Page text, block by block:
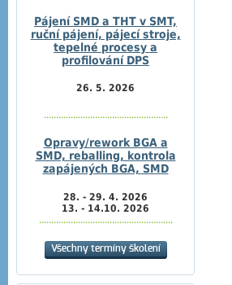
Pájení SMD a THT v SMT,
ruční pájení, pájecí stroje,
tepelné procesy a
profilování DPS
26. 5. 2026
...................................................
Opravy/rework BGA a
SMD, reballing, kontrola
zapájených BGA, SMD
28. - 29. 4. 2026
13. - 14.10. 2026
.......................................................
Všechny termíny školení